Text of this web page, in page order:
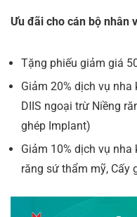
Ưu đãi cho cán bộ nhân
Tặng phiếu giảm giá
Giảm 20% dịch vụ
DIIS ngoại trừ Niềng
ghép Implant)
Giảm 10% dịch vụ
răng sứ thẩm mỹ, Cấy